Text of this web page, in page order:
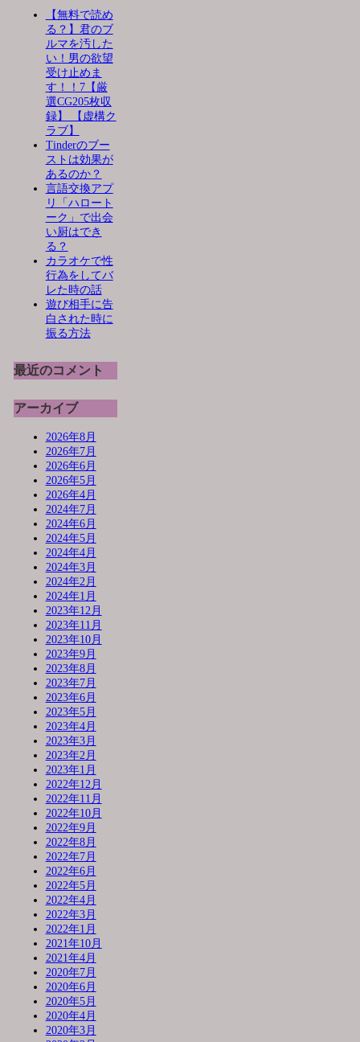
【無料で読め
る？】君のブ
ルマを汚した
い！男の欲望
受け止めま
す！！7【厳
選CG205枚収
録】 【虚構ク
ラブ】
Tinderのブー
ストは効果が
あるのか？
言語交換アプ
リ「ハロート
ーク」で出会
い厨はでき
る？
カラオケで性
行為をしてバ
レた時の話
遊び相手に告
白された時に
振る方法
最近のコメント
アーカイブ
2026年8月
2026年7月
2026年6月
2026年5月
2026年4月
2024年7月
2024年6月
2024年5月
2024年4月
2024年3月
2024年2月
2024年1月
2023年12月
2023年11月
2023年10月
2023年9月
2023年8月
2023年7月
2023年6月
2023年5月
2023年4月
2023年3月
2023年2月
2023年1月
2022年12月
2022年11月
2022年10月
2022年9月
2022年8月
2022年7月
2022年6月
2022年5月
2022年4月
2022年3月
2022年1月
2021年10月
2021年4月
2020年7月
2020年6月
2020年5月
2020年4月
2020年3月